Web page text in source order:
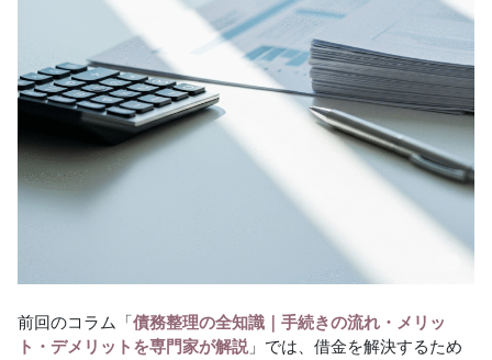
前回のコラム「債務整理の全知識｜手続きの流れ・メリッ
ト・デメリットを専門家が解説 」では、借金を解決するため